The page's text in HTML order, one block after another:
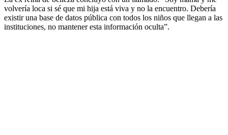
volvería loca si sé que mi hija está viva y no la encuentro. Debería
existir una base de datos pública con todos los niños que llegan a las
instituciones, no mantener esta información oculta”.